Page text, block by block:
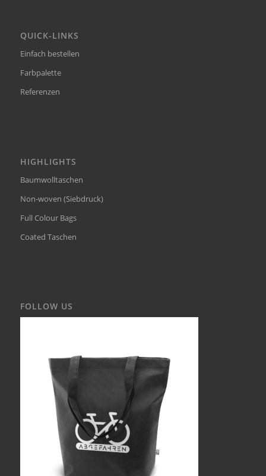
QUICK-LINKS
Einfach bestellen
Farbpalette
Referenzen
HIGHLIGHTS
Baumwolltaschen
Non-woven (Siebdruck)
Full Colour Bags
Coated Taschen
FOLLOW US